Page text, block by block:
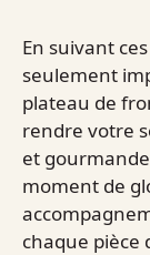
En suivant
seulement
plateau de
rendre votre
et
moment de
chaque pièce